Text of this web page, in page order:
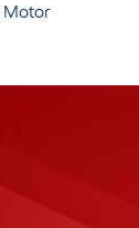
Motor